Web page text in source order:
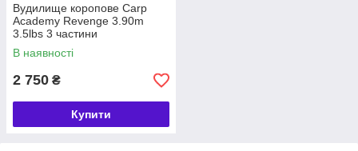
Вудилище коропове Carp
Academy Revenge 3.90m
3.5lbs 3 частини
В наявності
2 750 ₴
Купити